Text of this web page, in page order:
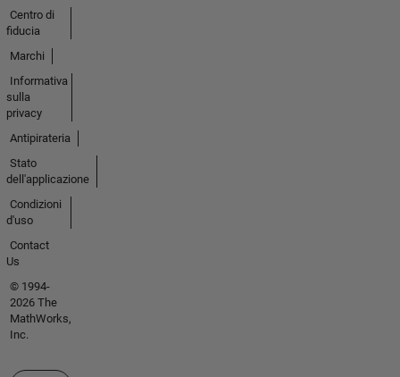
Centro di
fiducia
Marchi
Informativa
sulla
privacy
Antipirateria
Stato
dell'applicazione
Condizioni
d'uso
Contact
Us
© 1994-
2026 The
MathWorks,
Inc.